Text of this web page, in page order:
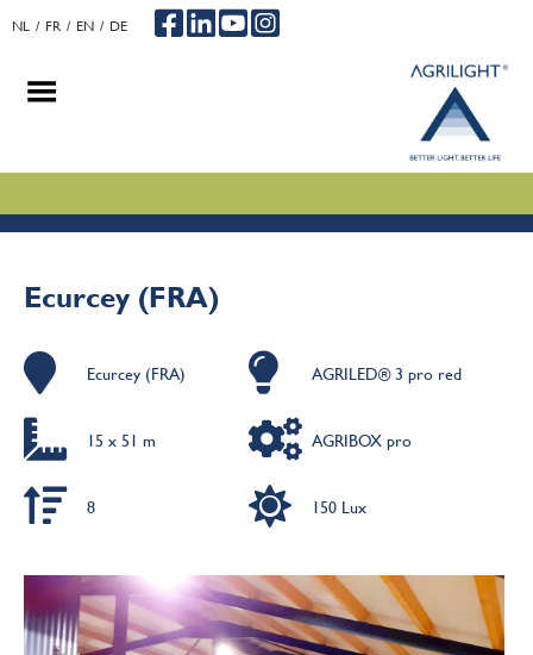
NL FR EN DE
Ecurcey (FRA)
Ecurcey (FRA) AGRILED® 3 pro red
15 x 51 m AGRIBOX pro
8 150 Lux